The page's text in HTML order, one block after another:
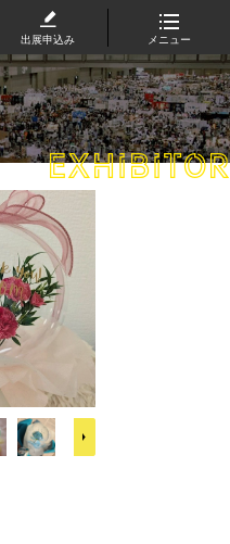
EXHIBITOR
出展申込み メニュー